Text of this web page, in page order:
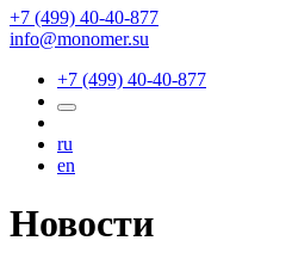
+7 (499) 40-40-877
info@monomer.su
+7 (499) 40-40-877
ru
en
Новости